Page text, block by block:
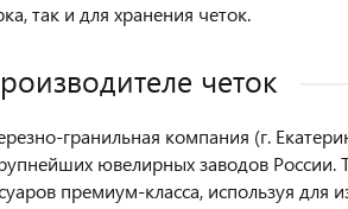
так и для хранения четок.
четок
гранильная компания (г.
ювелирных заводов России.
премиум-класса, используя